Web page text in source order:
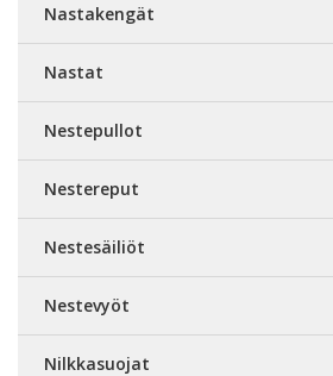
Nastakengät
Nastat
Nestepullot
Nestereput
Nestesäiliöt
Nestevyöt
Nilkkasuojat